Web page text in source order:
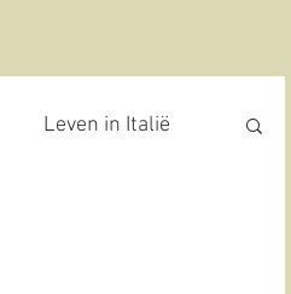
Leven in Italië